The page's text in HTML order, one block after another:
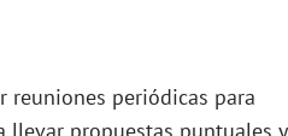
reuniones periódicas para